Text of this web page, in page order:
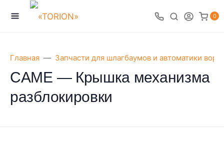
0
Главная Запчасти для шлагбаумов и автоматики
CAME — Крышка механизма
разблокировки